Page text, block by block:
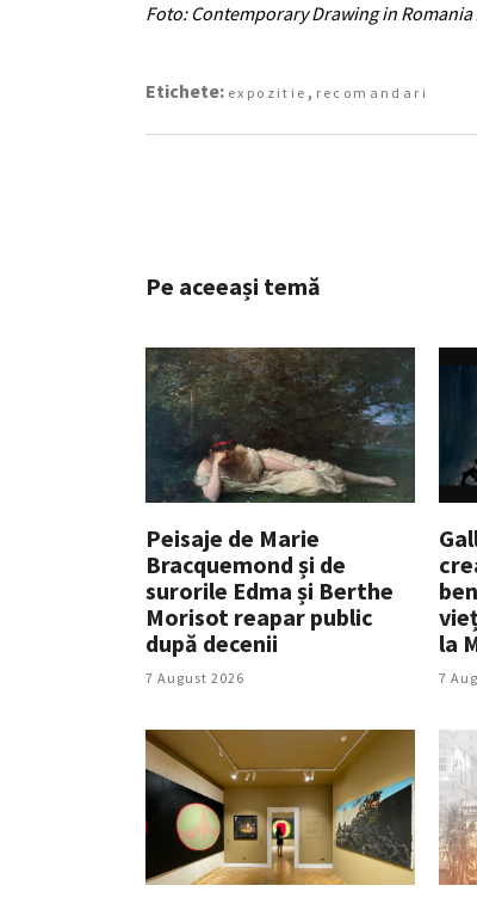
Foto: Contemporary Drawing in
Etichete: expozitie , recomandari
Pe aceeași temă
Peisaje de Marie
Bracquemond și de
surorile Edma și Berthe
Morisot reapar public
după decenii
7 August 2026
la
7